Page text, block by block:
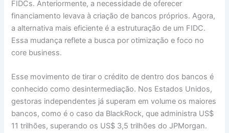
FIDCs. Anteriormente, a necessidade de oferecer
financiamento levava à criação de bancos próprios. Agora,
a alternativa mais eficiente é a estruturação de um FIDC.
Essa mudança reflete a busca por otimização e foco no
core business.
Esse movimento de tirar o crédito de dentro dos bancos é
conhecido como desintermediação. Nos Estados Unidos,
gestoras independentes já superam em volume os maiores
bancos, como é o caso da BlackRock, que administra US$
11 trilhões, superando os US$ 3,5 trilhões do JPMorgan.